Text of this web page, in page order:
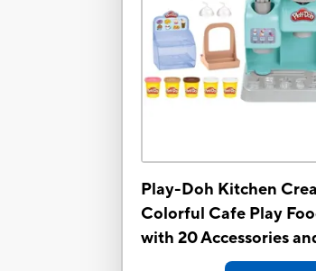
Play-Doh Kitchen
Colorful Cafe Play
with 20 Accessories